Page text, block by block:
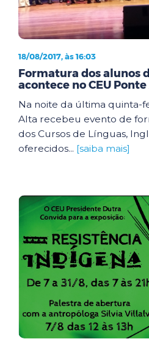
18/08/2017, às 16:03
Formatura dos alunos
acontece no CEU
Na noite da última quinta-
Alta recebeu evento de
dos Cursos de Línguas,
oferecidos... [saiba mais]